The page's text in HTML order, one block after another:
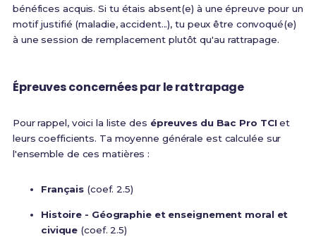
bénéfices acquis. Si tu étais absent(e) à une épreuve pour un
motif justifié (maladie, accident...), tu peux être convoqué(e)
à une session de remplacement plutôt qu'au rattrapage.
Épreuves concernées par le rattrapage
Pour rappel, voici la liste des épreuves du Bac Pro TCIet
leurs coefficients. Ta moyenne générale est calculée sur
l'ensemble de ces matières :
Français (coef. 2.5)
Histoire - Géographie et enseignement moral et
civique (coef. 2.5)